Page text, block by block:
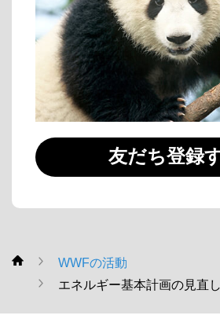
友だち登録
WWF
WWFの活動
エネルギー基本計画の見直